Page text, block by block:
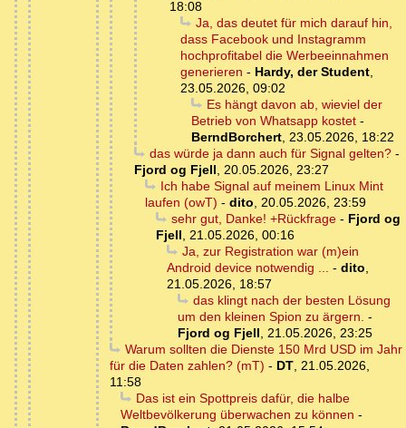
18:08
Ja, das deutet für mich darauf hin,
dass Facebook und Instagramm
hochprofitabel die Werbeeinnahmen
generieren - Hardy, der Student,
23.05.2026, 09:02
Es hängt davon ab, wieviel der
Betrieb von Whatsapp kostet -
BerndBorchert, 23.05.2026, 18:22
das würde ja dann auch für Signal gelten?-
Fjord og Fjell, 20.05.2026, 23:27
Ich habe Signal auf meinem Linux Mint
laufen (owT) - dito, 20.05.2026, 23:59
sehr gut, Danke! +Rückfrage- Fjord og
Fjell, 21.05.2026, 00:16
Ja, zur Registration war (m)ein
Android device notwendig ... - dito,
21.05.2026, 18:57
das klingt nach der besten Lösung
um den kleinen Spion zu ärgern. -
Fjord og Fjell, 21.05.2026, 23:25
Warum sollten die Dienste 150 Mrd USD im Jahr
für die Daten zahlen? (mT) - DT, 21.05.2026,
11:58
Das ist ein Spottpreis dafür, die halbe
Weltbevölkerung überwachen zu können -